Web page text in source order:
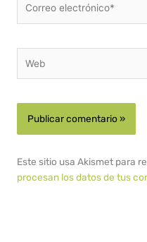
electrónico*
Este sitio usa Akismet para
procesan los datos de tus